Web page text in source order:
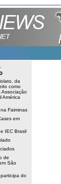
da
como
Associação
América
Faiminas
em
IEC Brasil
de
São
do